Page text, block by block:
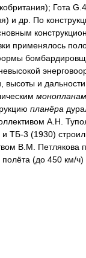
Гота
и др. По
применялось
высоты и
планёра
А.Н.
ТБ-3 (1930)
В.М. Петлякова
(до 450 км/ч)